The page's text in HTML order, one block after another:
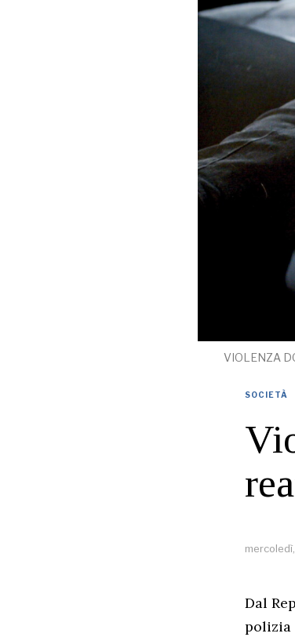
VIOLENZA
SOCIETÀ
Dal
polizia